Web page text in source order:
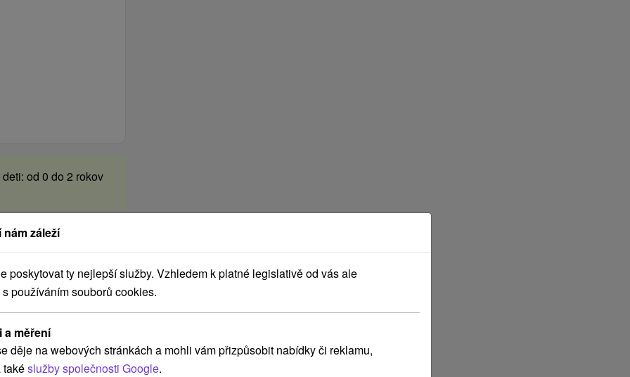
od 0 do 2 rokov
záleží
poskytovat ty nejlepší služby. Vzhledem k platné legislativě od vás ale
používáním souborů cookies.
a měření
děje na webových stránkách a mohli vám přizpůsobit nabídky či reklamu,
takéslužby společnosti Google.